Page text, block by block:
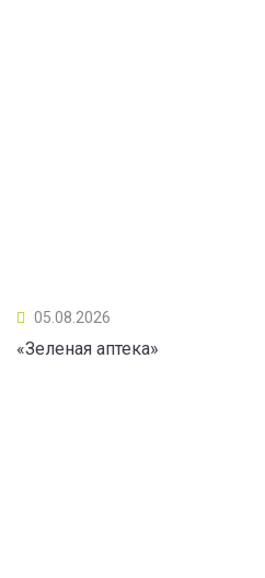
05.08.2026
«Зеленая аптека»